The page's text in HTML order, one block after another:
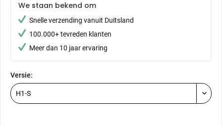
We staan bekend om
Snelle verzending vanuit Duitsland
100.000+ tevreden klanten
Meer dan 10 jaar ervaring
Versie: